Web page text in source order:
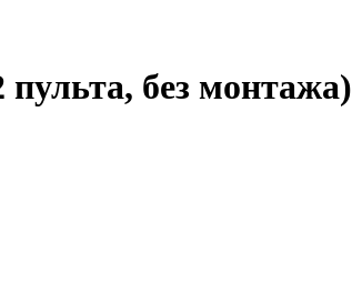
без монтажа)